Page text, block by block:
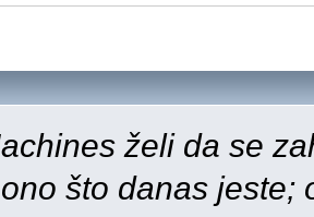
želi da se
što danas